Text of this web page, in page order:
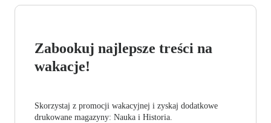
Zabookuj najlepsze treści na
wakacje!
Skorzystaj z promocji wakacyjnej i zyskaj dodatkowe
drukowane magazyny: Nauka i Historia.